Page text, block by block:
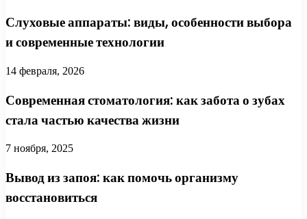
Слуховые аппараты: виды, особенности выбора
и современные технологии
14 февраля, 2026
Современная стоматология: как забота о зубах
стала частью качества жизни
7 ноября, 2025
Вывод из запоя: как помочь организму
восстановиться